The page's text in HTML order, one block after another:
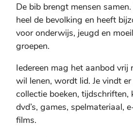
De bib brengt mensen
heel de bevolking en heeft
voor onderwijs, jeugd en
groepen.
Iedereen mag het aanbod vrij
wil lenen, wordt lid. Je vindt
collectie boeken, tijdschriften,
dvd’s, games, spelmateriaal,
films.